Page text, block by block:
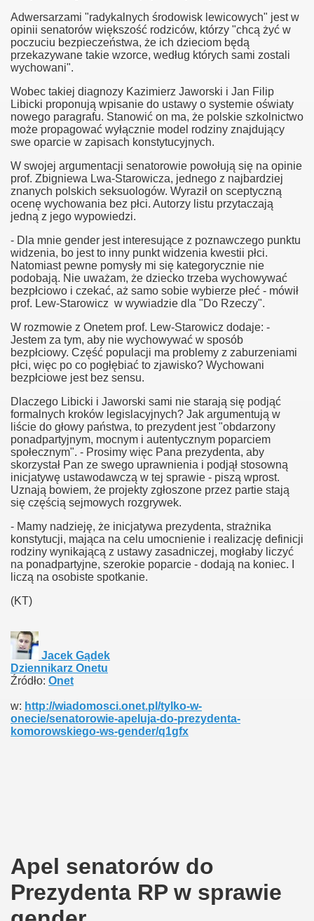
Adwersarzami "radykalnych środowisk lewicowych" jest w
opinii senatorów większość rodziców, którzy "chcą żyć w
poczuciu bezpieczeństwa, że ich dzieciom będą
przekazywane takie wzorce, według których sami zostali
wychowani".
Wobec takiej diagnozy Kazimierz Jaworski i Jan Filip
Libicki proponują wpisanie do ustawy o systemie oświaty
nowego paragrafu. Stanowić on ma, że polskie szkolnictwo
może propagować wyłącznie model rodziny znajdujący
swe oparcie w zapisach konstytucyjnych.
W swojej argumentacji senatorowie powołują się na opinie
prof. Zbigniewa Lwa-Starowicza, jednego z najbardziej
znanych polskich seksuologów. Wyraził on sceptyczną
ocenę wychowania bez płci. Autorzy listu przytaczają
jedną z jego wypowiedzi.
- Dla mnie gender jest interesujące z poznawczego punktu
widzenia, bo jest to inny punkt widzenia kwestii płci.
Natomiast pewne pomysły mi się kategorycznie nie
podobają. Nie uważam, że dziecko trzeba wychowywać
bezpłciowo i czekać, aż samo sobie wybierze płeć - mówił
prof. Lew-Starowicz w wywiadzie dla "Do Rzeczy".
W rozmowie z Onetem prof. Lew-Starowicz dodaje: -
Jestem za tym, aby nie wychowywać w sposób
bezpłciowy. Część populacji ma problemy z zaburzeniami
płci, więc po co pogłębiać to zjawisko? Wychowani
bezpłciowe jest bez sensu.
Dlaczego Libicki i Jaworski sami nie starają się podjąć
formalnych kroków legislacyjnych? Jak argumentują w
liście do głowy państwa, to prezydent jest "obdarzony
ponadpartyjnym, mocnym i autentycznym poparciem
społecznym". - Prosimy więc Pana prezydenta, aby
skorzystał Pan ze swego uprawnienia i podjął stosowną
inicjatywę ustawodawczą w tej sprawie - piszą wprost.
Uznają bowiem, że projekty zgłoszone przez partie stają
się częścią sejmowych rozgrywek.
- Mamy nadzieję, że inicjatywa prezydenta, strażnika
konstytucji, mająca na celu umocnienie i realizację definicji
rodziny wynikającą z ustawy zasadniczej, mogłaby liczyć
na ponadpartyjne, szerokie poparcie - dodają na koniec. I
liczą na osobiste spotkanie.
(KT)
Jacek Gądek
Dziennikarz Onetu
Źródło: Onet
w: http://wiadomosci.onet.pl/tylko-w-
onecie/senatorowie-apeluja-do-prezydenta-
komorowskiego-ws-gender/q1gfx
Apel senatorów do
Prezydenta RP w sprawie